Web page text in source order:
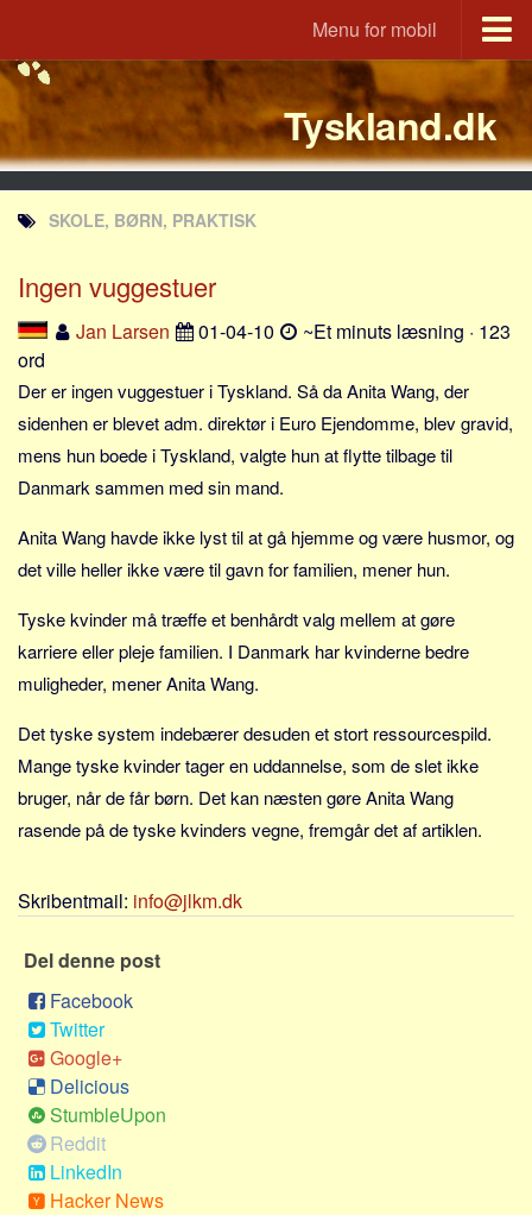
Menu for mobil
Portal
Udvandrerne.dk
Utvandrerne.no
Utvandrarna.se
Tyskland.dk
Rusland.dk
JLKM.dk
Lande
Tyrkiet
Spanien
Sverige
Norge
Thailand
Italien
Grækenland
USA
Alle
Nøgleord
Virksomhed
Investering
Pension og opsparing
Forbrug
Social sikring og sundhed
Transport
Alle
Aspekter
Tyskland.dk
SKOLE, BØRN, PRAKTISK
Ingen vuggestuer
Jan Larsen 01-04-10
~Et minuts læsning · 123
ord
Der er ingen vuggestuer i Tyskland. Så da Anita Wang, der
sidenhen er blevet adm. direktør i Euro Ejendomme, blev gravid,
mens hun boede i Tyskland, valgte hun at flytte tilbage til
Danmark sammen med sin mand.
Anita Wang havde ikke lyst til at gå hjemme og være husmor, og
det ville heller ikke være til gavn for familien, mener hun.
Tyske kvinder må træffe et benhårdt valg mellem at gøre
karriere eller pleje familien. I Danmark har kvinderne bedre
muligheder, mener Anita Wang.
Det tyske system indebærer desuden et stort ressourcespild.
Mange tyske kvinder tager en uddannelse, som de slet ikke
bruger, når de får børn. Det kan næsten gøre Anita Wang
rasende på de tyske kvinders vegne, fremgår det af artiklen.
Skribentmail: info@jlkm.dk
Del denne post
Facebook
Twitter
Google+
Delicious
StumbleUpon
Reddit
LinkedIn
Hacker News